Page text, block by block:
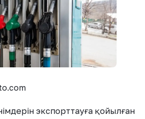
экспорттауға қойылған